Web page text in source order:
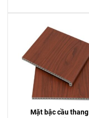
Mặt bậc cầu thang